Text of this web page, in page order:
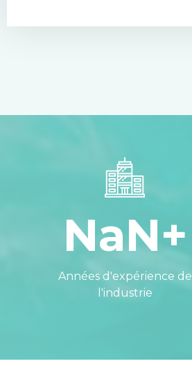
NaN+
Années d'expérience de
l'industrie